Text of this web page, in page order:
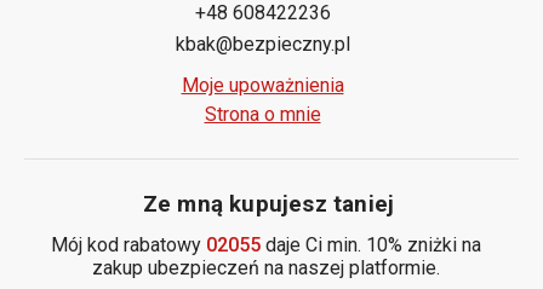
+48 608422236
kbak@bezpieczny.pl
Moje upoważnienia
Strona o mnie
Ze mną kupujesz taniej
Mój kod rabatowy 02055daje Ci min. 10% zniżki na
zakup ubezpieczeń na naszej platformie.